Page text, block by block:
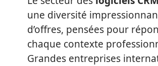
une diversité
d’offres, pensées pour
chaque contexte
Grandes entreprises